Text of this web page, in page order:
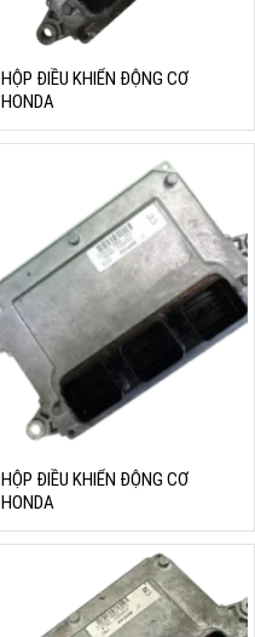
HỘP ĐIỀU KHIỂN ĐỘNG CƠ
HONDA
HỘP ĐIỀU KHIỂN ĐỘNG CƠ
HONDA